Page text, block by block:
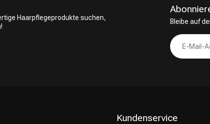
Haarpflegeprodukte suchen,
Bleibe auf
Kundenservice